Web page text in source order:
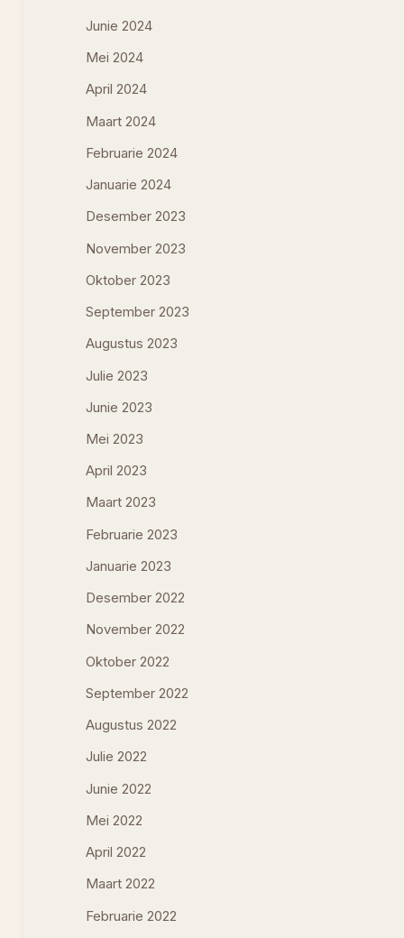
Junie 2024
Mei 2024
April 2024
Maart 2024
Februarie 2024
Januarie 2024
Desember 2023
November 2023
Oktober 2023
September 2023
Augustus 2023
Julie 2023
Junie 2023
Mei 2023
April 2023
Maart 2023
Februarie 2023
Januarie 2023
Desember 2022
November 2022
Oktober 2022
September 2022
Augustus 2022
Julie 2022
Junie 2022
Mei 2022
April 2022
Maart 2022
Februarie 2022